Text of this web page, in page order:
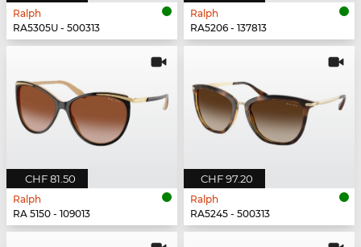
Ralph
RA5305U - 500313
Ralph
RA5206 - 137813
CHF 81.50
Ralph
RA 5150 - 109013
CHF 97.20
Ralph
RA5245 - 500313